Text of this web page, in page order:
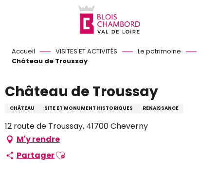
Accueil VISITES ET ACTIVITÉS
Le patrimoine
Château de Troussay
Château de Troussay
CHÂTEAU SITE ET MONUMENT HISTORIQUES RENAISSANCE
12 route de Troussay, 41700 Cheverny
M'y rendre
PartagerAjouter aux favoris